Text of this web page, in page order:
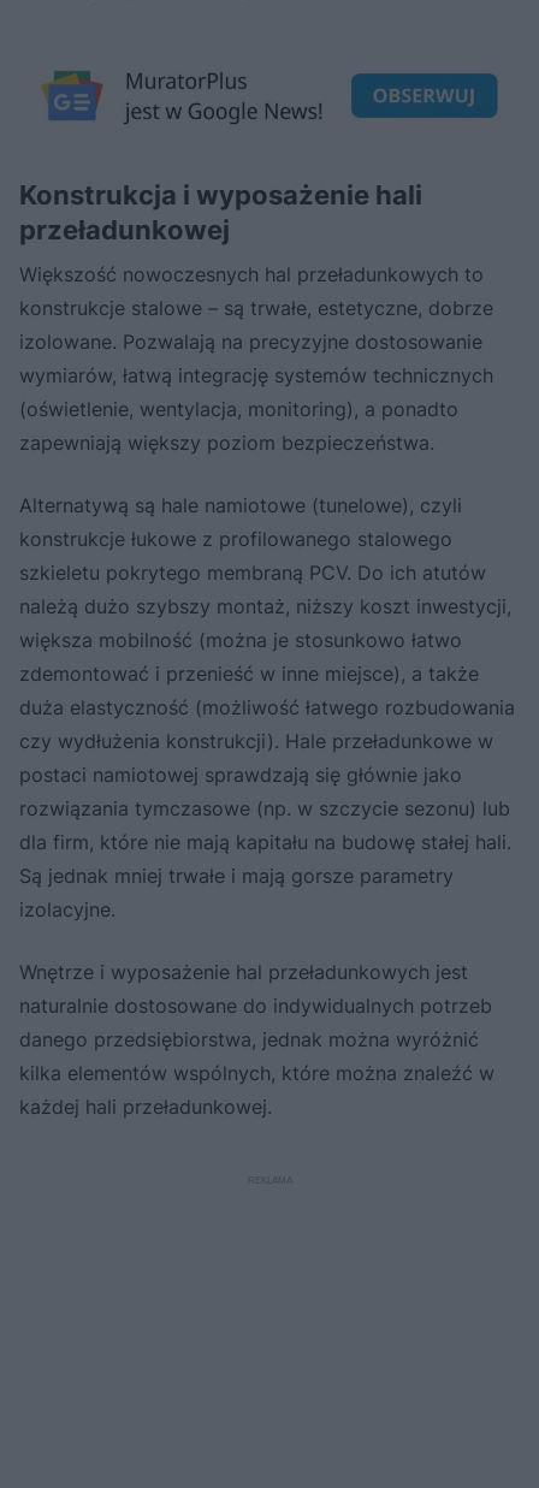
Konstrukcja i wyposażenie hali
przeładunkowej
Większość nowoczesnych hal przeładunkowych to
konstrukcje stalowe – są trwałe, estetyczne, dobrze
izolowane. Pozwalają na precyzyjne dostosowanie
wymiarów, łatwą integrację systemów technicznych
(oświetlenie, wentylacja, monitoring), a ponadto
zapewniają większy poziom bezpieczeństwa.
Alternatywą są hale namiotowe (tunelowe), czyli
konstrukcje łukowe z profilowanego stalowego
szkieletu pokrytego membraną PCV. Do ich atutów
należą dużo szybszy montaż, niższy koszt inwestycji,
większa mobilność (można je stosunkowo łatwo
zdemontować i przenieść w inne miejsce), a także
duża elastyczność (możliwość łatwego rozbudowania
czy wydłużenia konstrukcji). Hale przeładunkowe w
postaci namiotowej sprawdzają się głównie jako
rozwiązania tymczasowe (np. w szczycie sezonu) lub
dla firm, które nie mają kapitału na budowę stałej hali.
Są jednak mniej trwałe i mają gorsze parametry
izolacyjne.
Wnętrze i wyposażenie hal przeładunkowych jest
naturalnie dostosowane do indywidualnych potrzeb
danego przedsiębiorstwa, jednak można wyróżnić
kilka elementów wspólnych, które można znaleźć w
każdej hali przeładunkowej.